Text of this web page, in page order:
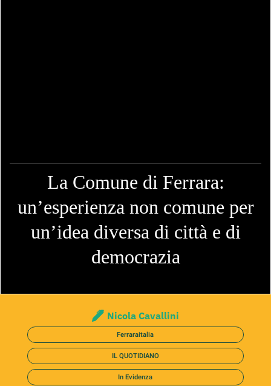
La Comune di Ferrara:
un’esperienza non comune per
un’idea diversa di città e di
democrazia
Nicola Cavallini
Ferraraitalia
IL QUOTIDIANO
In Evidenza